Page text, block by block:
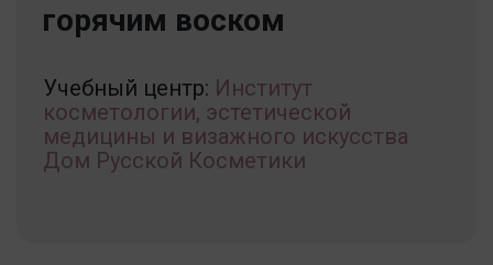
горячим воском
Учебный центр: Институт
косметологии, эстетической
медицины и визажного искусства
Дом Русской Косметики